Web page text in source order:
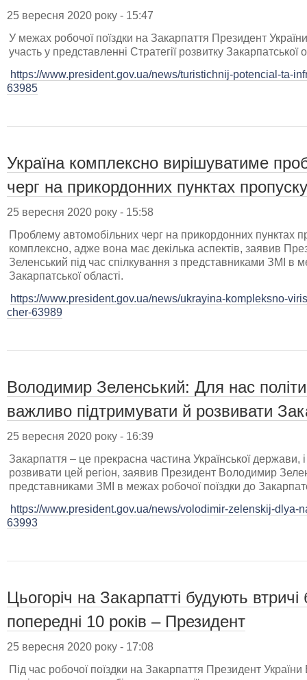
25 вересня 2020 року - 15:47
У межах робочої поїздки на Закарпаття Президент
участь у представленні Стратегії розвитку Закарпатської
https://www.president.gov.ua/news/turistichnij-potencial-ta-
63985
Україна комплексно вирішуватиме
черг на прикордонних пунктах
25 вересня 2020 року - 15:58
Проблему автомобільних черг на прикордонних пунктах
комплексно, адже вона має декілька аспектів, заявив
Зеленський під час спілкування з представниками ЗМІ в
Закарпатської області.
https://www.president.gov.ua/news/ukrayina-kompleksno-
cher-63989
Володимир Зеленський: Для нас
важливо підтримувати й розвивати
25 вересня 2020 року - 16:39
Закарпаття – це прекрасна частина Української
розвивати цей регіон, заявив Президент Володимир
представниками ЗМІ в межах робочої поїздки до
https://www.president.gov.ua/news/volodimir-zelenskij-dlya-
63993
Цьогоріч на Закарпатті будують втричі
попередні 10 років – Президент
25 вересня 2020 року - 17:08
Під час робочої поїздки на Закарпаття Президент